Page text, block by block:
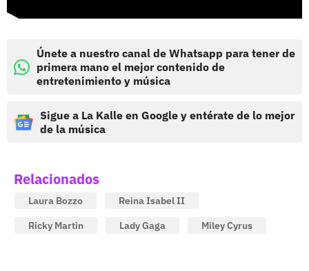
Únete a nuestro canal de Whatsapp para tener de
primera mano el mejor contenido de
entretenimiento y música
Sigue a La Kalle en Google y entérate de lo mejor
de la música
Relacionados
Laura Bozzo
Reina Isabel II
Ricky Martin
Lady Gaga Miley Cyrus